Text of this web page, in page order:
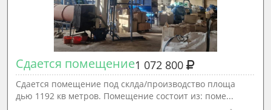
Сдается помещение1 072 800
Сдается помещение под склда/производство площа
дью 1192 кв метров. Пoмещeниe состоит из: поме...